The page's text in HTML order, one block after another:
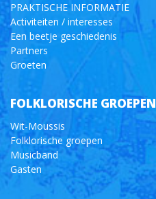
PRAKTISCHE INFORMATIE
Activiteiten / interesses
Een beetje geschiedenis
Partners
Groeten
FOLKLORISCHE GROEPEN
Wit-Moussis
Folklorische groepen
Musicband
Gasten